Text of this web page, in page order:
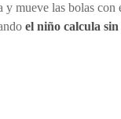
y mueve las bolas con
el niño calcula